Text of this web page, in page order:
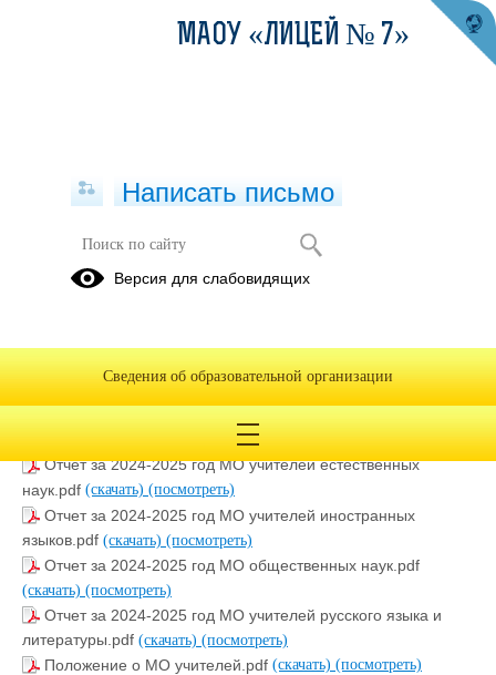
Методическая работа
Отчет за 2024-2025 год МО учителей начальных
(скачать) (посмотреть)
(скачать)(посмотреть)
Отчет за 2024-2025 год МО учителей естественных
наук.pdf (скачать) (посмотреть)
Отчет за 2024-2025 год МО учителей иностранных
языков.pdf (скачать) (посмотреть)
Отчет за 2024-2025 год МО общественных наук.pdf
(скачать) (посмотреть)
Отчет за 2024-2025 год МО учителей русского языка и
литературы.pdf (скачать) (посмотреть)
Положение о МО учителей.pdf (скачать) (посмотреть)
МАОУ «ЛИЦЕЙ № 7»
Написать письмо
Версия для слабовидящих
Сведения об образовательной организации